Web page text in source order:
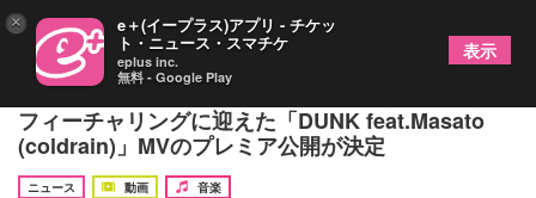
THE ORAL CIGARETTES、Masato（coldrain）を
フィーチャリングに迎えた「DUNK feat.Masato
(coldrain)」MVのプレミア公開が決定
ニュース 動画
音楽
× e＋(イープラス)アプリ - チケッ
ト・ニュース・スマチケ
eplus inc.
無料 - Google Play
表示